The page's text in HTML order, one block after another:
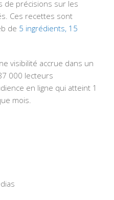
de précisions sur les
Ces recettes sont
de 5 ingrédients, 15
visibilité accrue dans un
000 lecteurs
en ligne qui atteint 1
mois.